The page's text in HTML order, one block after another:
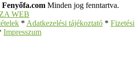
Minden jog fenntartva.
WEB
* Adatkezelési tájékoztató * Fizetési
Impresszum